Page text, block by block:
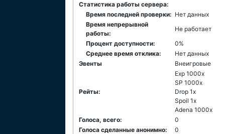
Статистика работы сервера:
Время последней проверки: Нет данных
Время непрерывной
работы:
Не работает
Процент доступности:
0%
Среднее время отклика:
Нет данных
Эвенты
Внеигровые
Рейты:
Exp 1000x
SP 1000x
Drop 1x
Spoil 1x
Adena 1000x
Голоса, всего:
0
Голоса сделанные анонимно:
0